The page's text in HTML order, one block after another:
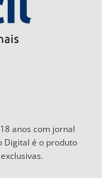
anos com jornal
Digital é o produto